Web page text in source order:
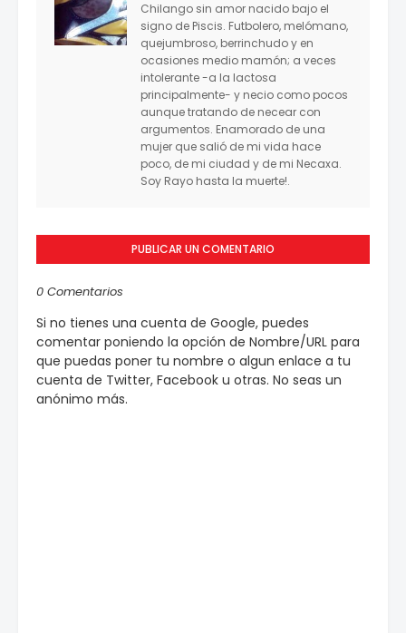
Chilango sin amor nacido bajo el
signo de Piscis. Futbolero, melómano,
quejumbroso, berrinchudo y en
ocasiones medio mamón; a veces
intolerante -a la lactosa
principalmente- y necio como pocos
aunque tratando de necear con
argumentos. Enamorado de una
mujer que salió de mi vida hace
poco, de mi ciudad y de mi Necaxa.
Soy Rayo hasta la muerte!.
PUBLICAR UN COMENTARIO
0 Comentarios
Si no tienes una cuenta de Google, puedes
comentar poniendo la opción de Nombre/URL para
que puedas poner tu nombre o algun enlace a tu
cuenta de Twitter, Facebook u otras. No seas un
anónimo más.